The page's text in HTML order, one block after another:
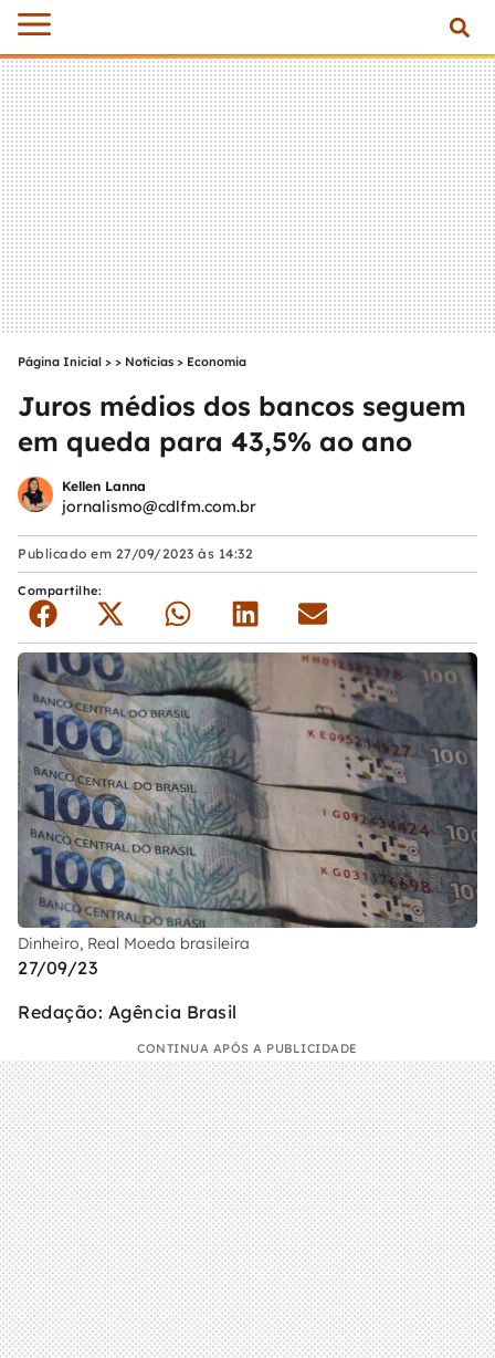
Página Inicial > Notícias > Economia
Juros médios dos bancos seguem
em queda para 43,5% ao ano
Kellen Lanna
jornalismo@cdlfm.com.br
Publicado em 27/09/2023 às 14:32
Compartilhe:
Dinheiro, Real Moeda brasileira
27/09/23
Redação: Agência Brasil
CONTINUA APÓS A PUBLICIDADE